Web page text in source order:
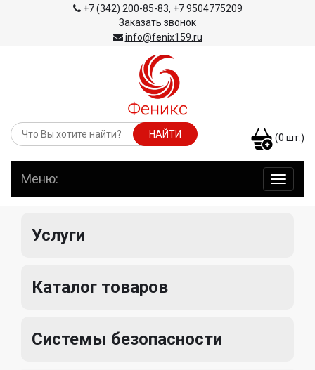
+7 (342) 200-85-83, +7 9504775209
Заказать звонок
info@fenix159.ru
(0 шт.)
по
Меню:
Услуги
Каталог товаров
Системы безопасности